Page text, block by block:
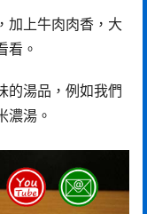
加上牛肉肉香，大
看。
的湯品，例如我們
濃湯。